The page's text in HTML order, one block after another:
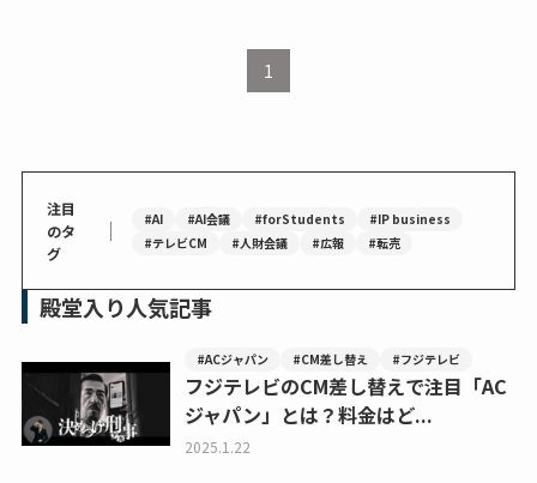
1
注目
のタ
グ
｜ #AI #AI会議 #forStudents
#IP business
#テレビCM
#人財会議 #広報 #転売
殿堂入り人気記事
#ACジャパン #CM差し替え #フジテレビ
フジテレビのCM差し替えで注目「AC
ジャパン」とは？料金はど...
2025.1.22